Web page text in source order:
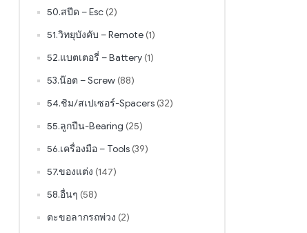
50.สปีด – Esc (2)
51.วิทยุบังคับ – Remote (1)
52.แบตเตอรี่ – Battery (1)
53.น๊อต – Screw (88)
54.ชิม/สเปเซอร์-Spacers (32)
55.ลูกปืน-Bearing (25)
56.เครื่องมือ – Tools (39)
57.ของแต่ง (147)
58.อื่นๆ (58)
ตะขอลากรถพ่วง (2)